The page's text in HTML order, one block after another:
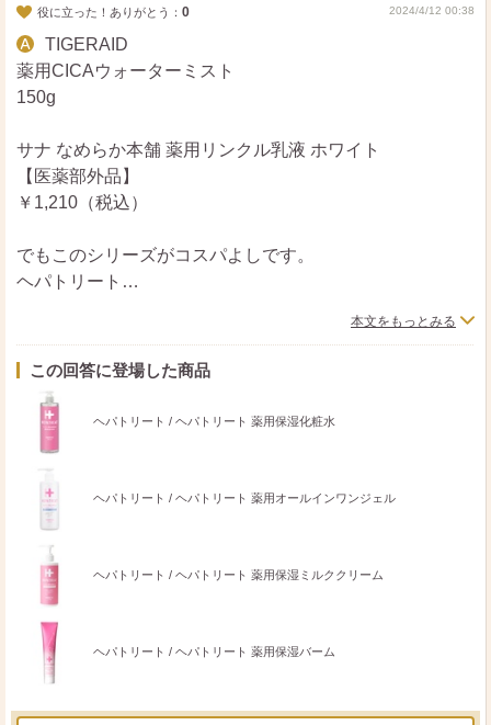
役に立った！ありがとう： 0 2024/4/12 00:38
TIGERAID
薬用CICAウォーターミスト
150g
サナ なめらか本舗 薬用リンクル乳液 ホワイト
【医薬部外品】
￥1,210（税込）
でもこのシリーズがコスパよしです。
ヘパトリート
薬用保湿バーム
本文をもっとみる
この回答に登場した商品
ヘパトリート / ヘパトリート 薬用保湿化粧水
ヘパトリート / ヘパトリート 薬用オールインワンジェル
ヘパトリート / ヘパトリート 薬用保湿ミルククリーム
ヘパトリート / ヘパトリート 薬用保湿バーム